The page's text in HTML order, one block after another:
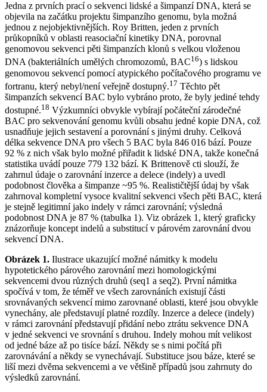
Jedna z prvních prací o sekvenci lidské a šimpanzí DNA, která se
objevila na začátku projektu šimpanzího genomu, byla možná
jednou z nejobjektivnějších. Roy Britten, jeden z prvních
průkopníků v oblasti reasociační kinetiky DNA, porovnal
genomovou sekvenci pěti šimpanzích klonů s velkou vloženou
DNA (bakteriálních umělých chromozomů, BAC16) s lidskou
genomovou sekvencí pomocí atypického počítačového programu ve
fortranu, který nebyl/není veřejně dostupný.17 Těchto pět
šimpanzích sekvencí BAC bylo vybráno proto, že byly jediné tehdy
dostupné.18 Výzkumníci obvykle vybírají počáteční zárodečné
BAC pro sekvenování genomu kvůli obsahu jedné kopie DNA, což
usnadňuje jejich sestavení a porovnání s jinými druhy. Celková
délka sekvence DNA pro všech 5 BAC byla 846 016 bází. Pouze
92 % z nich však bylo možné přiřadit k lidské DNA, takže konečná
statistika uvádí pouze 779 132 bází. K Brittenově cti slouží, že
zahrnul údaje o zarovnání inzerce a delece (indely) a uvedl
podobnost člověka a šimpanze ~95 %. Realističtější údaj by však
zahrnoval kompletní vysoce kvalitní sekvenci všech pěti BAC, která
je stejně legitimní jako indely v rámci zarovnání; výsledná
podobnost DNA je 87 % (tabulka 1). Viz obrázek 1, který graficky
znázorňuje koncept indelů a substitucí v párovém zarovnání dvou
sekvencí DNA.
Obrázek 1. Ilustrace ukazující možné námitky k modelu
hypotetického párového zarovnání mezi homologickými
sekvencemi dvou různých druhů (seq1 a seq2). První námitka
spočívá v tom, že téměř ve všech zarovnáních existují části
srovnávaných sekvencí mimo zarovnané oblasti, které jsou obvykle
vynechány, ale představují platné rozdíly. Inzerce a delece (indely)
v rámci zarovnání představují přidání nebo ztrátu sekvence DNA
v jedné sekvenci ve srovnání s druhou. Indely mohou mít velikost
od jedné báze až po tisíce bází. Někdy se s nimi počítá při
zarovnávání a někdy se vynechávají. Substituce jsou báze, které se
liší mezi dvěma sekvencemi a ve většině případů jsou zahrnuty do
výsledků zarovnání.